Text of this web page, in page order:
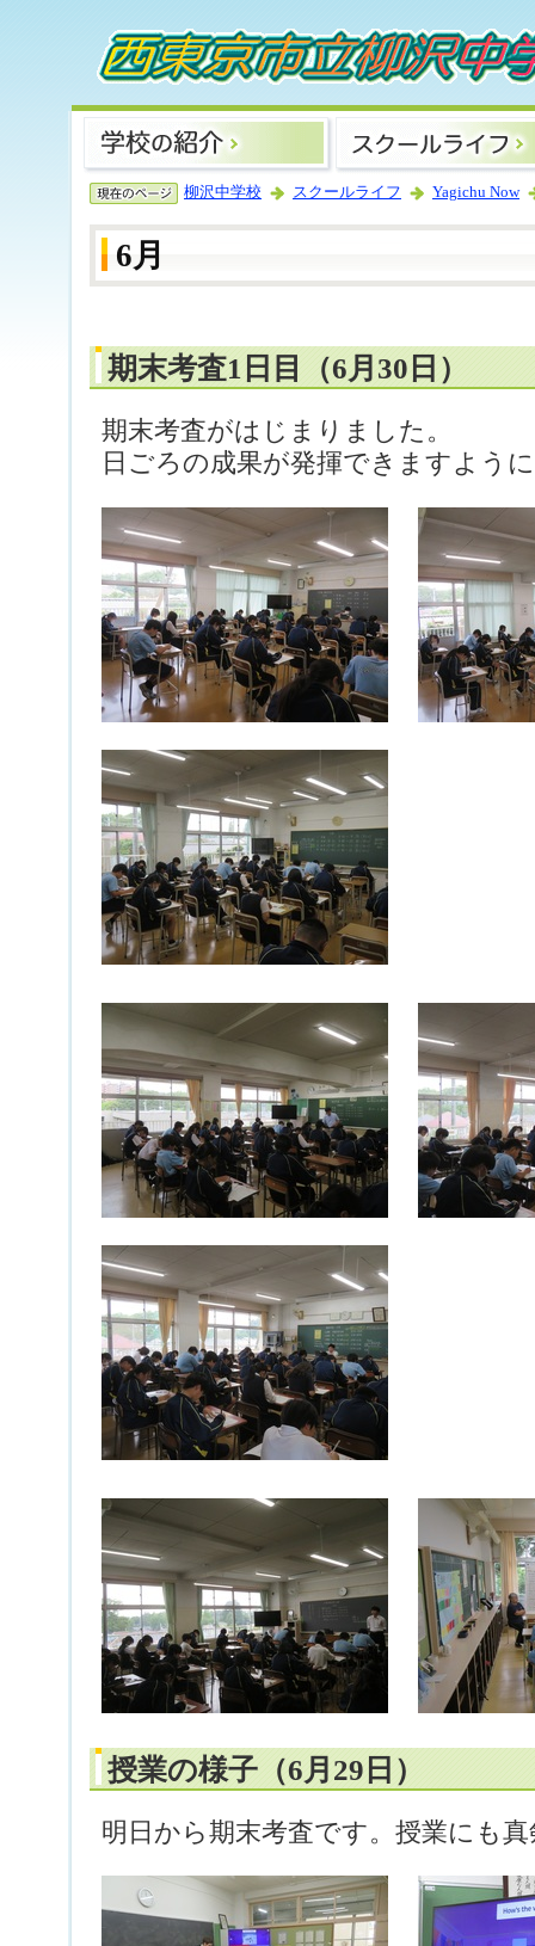
柳沢中学校 スクールライフ Yagichu Now
6月
期末考査1日目（6月30日）
期末考査がはじまりました。
日ごろの成果が発揮できますよう
授業の様子（6月29日）
明日から期末考査です。授業にも